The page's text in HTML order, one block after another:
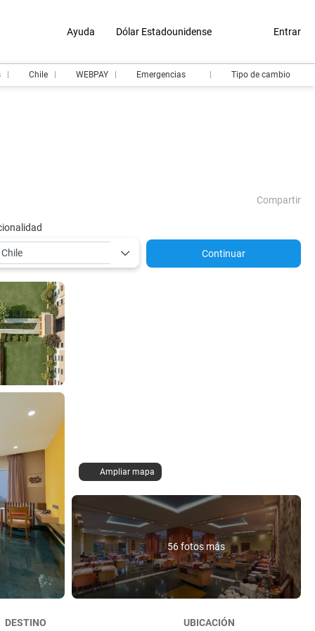
Ayuda Dólar Estadounidense Entrar
Chile WEBPAY Emergencias Tipo de cambio
Compartir
Continuar
Ampliar mapa
56 fotos más
DESTINO UBICACIÓN